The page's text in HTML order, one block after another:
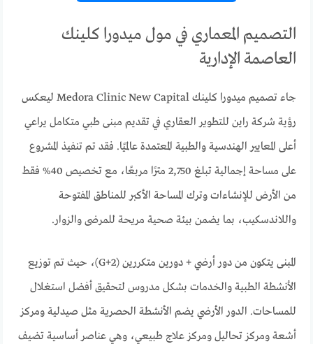
التصميم المعماري في مول ميدورا كلينك
العاصمة الإدارية
جاء تصميم ميدورا كلينك Medora Clinic New Capital ليعكس
رؤية شركة راين للتطوير العقاري في تقديم مبنى طبي متكامل يراعي
أعلى المعايير الهندسية والطبية المعتمدة عالميًا. فقد تم تنفيذ المشروع
على مساحة إجمالية تبلغ 2,750 مترًا مربعًا، مع تخصيص 40% فقط
من الأرض للإنشاءات وترك المساحة الأكبر للمناطق المفتوحة
واللاندسكيب، بما يضمن بيئة صحية مريحة للمرضى والزوار.
المبنى يتكون من دور أرضي + دورين متكررين (G+2)، حيث تم توزيع
الأنشطة الطبية والخدمات بشكل مدروس لتحقيق أفضل استغلال
للمساحات. الدور الأرضي يضم الأنشطة الحصرية مثل صيدلية ومركز
أشعة ومركز تحاليل ومركز علاج طبيعي، وهي عناصر أساسية تضيف